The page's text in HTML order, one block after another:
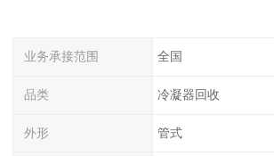
业务承接范围 全国
品类 冷凝器回收
外形 管式